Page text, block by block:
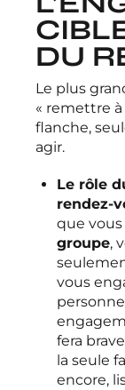
DU
Le plus
« remettre
flanche,
agir.
Le rôle
rendez-
que vous
groupe,
vous
fera
la seule
encore,